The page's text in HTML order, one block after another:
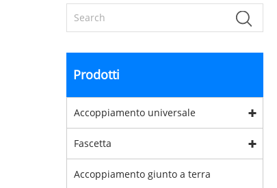
Prodotti
Accoppiamento universale
Fascetta
Accoppiamento giunto a terra